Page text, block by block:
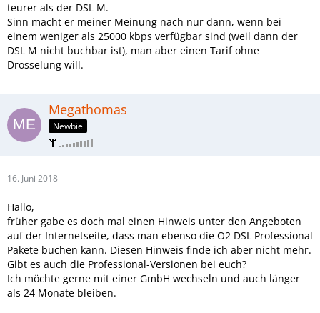
teurer als der DSL M.
Sinn macht er meiner Meinung nach nur dann, wenn bei
einem weniger als 25000 kbps verfügbar sind (weil dann der
DSL M nicht buchbar ist), man aber einen Tarif ohne
Drosselung will.
Megathomas
Newbie
16. Juni 2018
Hallo,
früher gabe es doch mal einen Hinweis unter den Angeboten
auf der Internetseite, dass man ebenso die O2 DSL Professional
Pakete buchen kann. Diesen Hinweis finde ich aber nicht mehr.
Gibt es auch die Professional-Versionen bei euch?
Ich möchte gerne mit einer GmbH wechseln und auch länger
als 24 Monate bleiben.